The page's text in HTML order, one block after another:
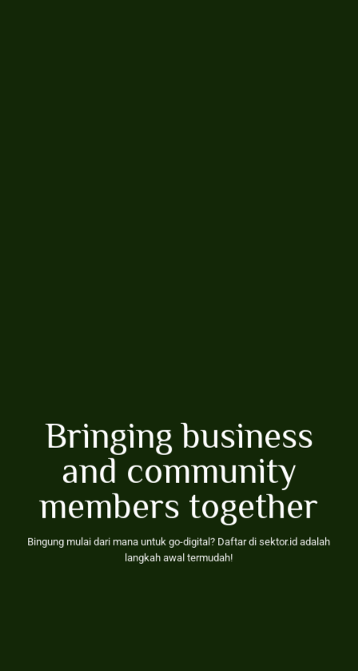
Bringing business
and community
members together
Bingung mulai dari mana untuk go-digital? Daftar di sektor.id adalah
langkah awal termudah!